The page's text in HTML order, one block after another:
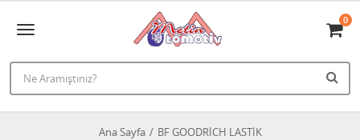
0
Ana Sayfa
BF GOODRİCH LASTİK